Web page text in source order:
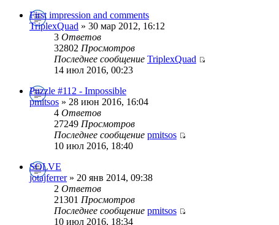
First impression and comments
TriplexQuad » 30 мар 2012, 16:12
3 Ответов
32802 Просмотров
Последнее сообщение TriplexQuad
14 июл 2016, 00:23
Puzzle #112 - Impossible
pmitsos » 28 июн 2016, 16:04
4 Ответов
27249 Просмотров
Последнее сообщение pmitsos
10 июл 2016, 18:40
SOLVE
jotajferrer» 20 янв 2014, 09:38
2 Ответов
21301 Просмотров
Последнее сообщение pmitsos
10 июл 2016, 18:34